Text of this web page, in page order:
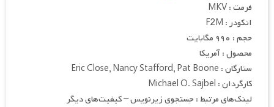
فرمت : MKV
انکودر : F2M
حجم : ۹۹۰ مگابایت
محصول : آمریکا
ستارگان : Eric Close, Nancy Stafford, Pat Boone
کارگردان : Michael O. Sajbel
لینک‌های مرتبط : جستجوی زیرنویس – کیفیت‌های دیگر